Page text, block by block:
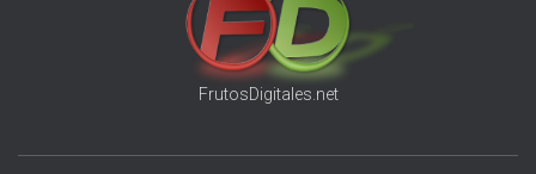
FrutosDigitales.net